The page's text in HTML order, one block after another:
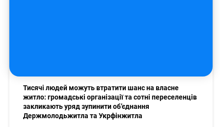
Тисячі людей можуть втратити шанс на власне
житло: громадські організації та сотні переселенців
закликають уряд зупинити об’єднання
Держмолодьжитла та Укрфінжитла